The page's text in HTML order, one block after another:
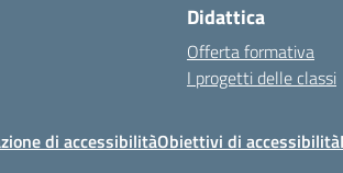
Didattica
Offerta formativa
I progetti delle classi
di accessibilitàObiettivi di accessibilità